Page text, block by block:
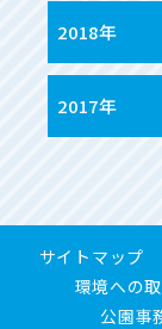
2018年
2017年
サイトマップ
環境への
公園事